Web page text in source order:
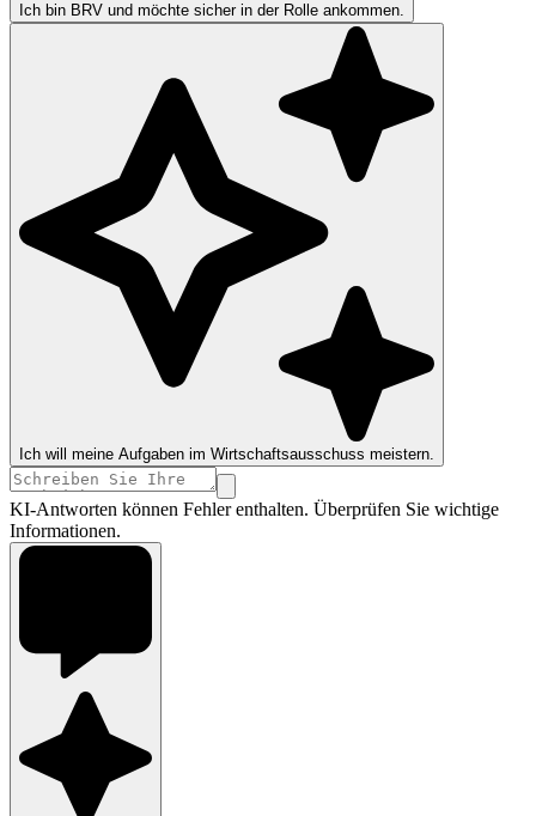
Ich bin BRV und möchte sicher in der Rolle ankommen.
Ich will meine Aufgaben im Wirtschaftsausschuss meistern.
KI-Antworten können Fehler enthalten. Überprüfen Sie wichtige
Informationen.